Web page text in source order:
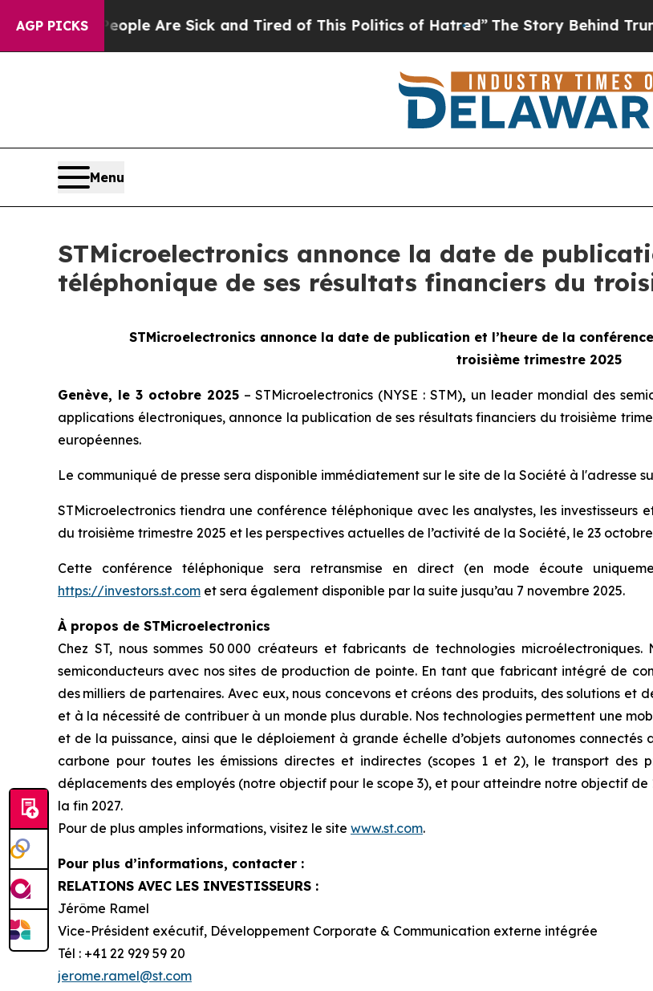
AGP PICKS
“People Are Sick and Tired of This Politics of Hatred”The Story Behind Trump’s
Menu
STMicroelectronics annonce la date de
téléphonique de ses résultats financiers du
STMicroelectronics annonce la date de publication et l’heure de la
troisième trimestre 2025
Genève, le 3 octobre 2025– STMicroelectronics (NYSE : STM), un leader mondial des
applications électroniques, annonce la publication de ses résultats financiers du troisième
européennes.
Le communiqué de presse sera disponible immédiatement sur le site de la Société à l'adresse
STMicroelectronics tiendra une conférence téléphonique avec les analystes, les investisseurs
du troisième trimestre 2025 et les perspectives actuelles de l’activité de la Société, le 23 octobre
Cette conférence téléphonique sera retransmise en direct (en mode écoute
https://investors.st.com et sera également disponible par la suite jusqu’au 7 novembre 2025.
À propos de STMicroelectronics
Chez ST, nous sommes 50 000 créateurs et fabricants de technologies
semiconducteurs avec nos sites de production de pointe. En tant que fabricant intégré de
des milliers de partenaires. Avec eux, nous concevons et créons des produits, des solutions et
et à la nécessité de contribuer à un monde plus durable. Nos technologies permettent une
et de la puissance, ainsi que le déploiement à grande échelle d’objets autonomes connectés
carbone pour toutes les émissions directes et indirectes (scopes 1 et 2), le transport des
déplacements des employés (notre objectif pour le scope 3), et pour atteindre notre objectif
la fin 2027.
Pour de plus amples informations, visitez le site www.st.com.
Pour plus d’informations, contacter :
RELATIONS AVEC LES INVESTISSEURS :
Jérôme Ramel
Vice-Président exécutif, Développement Corporate & Communication externe intégrée
Tél : +41 22 929 59 20
jerome.ramel@st.com